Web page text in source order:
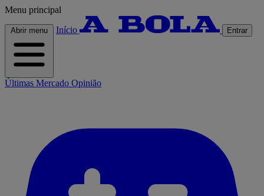
Menu principal
Abrir menu Início Entrar
Últimas Mercado Opinião